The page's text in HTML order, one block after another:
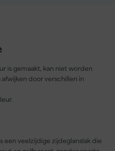
is gemaakt, kan niet worden
door verschillen in
een veelzijdige zijdeglanslak die